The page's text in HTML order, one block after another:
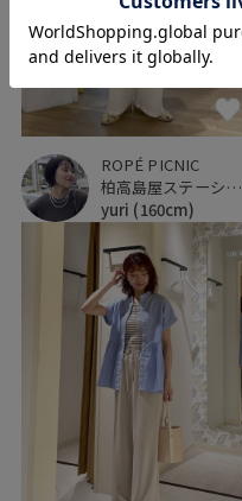
ROPÉ PICNIC
柏高島屋ステーションモール
yuri (160cm)